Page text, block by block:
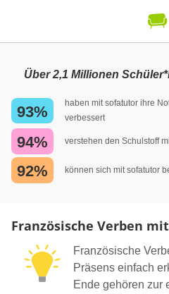
Über 2,1 Millionen
93%
haben mit sofatutor ihre
verbessert
94% verstehen den Schulstoff
92% können sich mit sofatutor
Französische Verben
Französische
Präsens einfach
Ende gehören zur